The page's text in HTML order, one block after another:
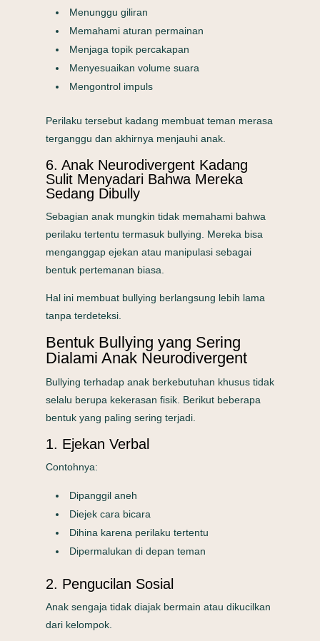
Menunggu giliran
Memahami aturan permainan
Menjaga topik percakapan
Menyesuaikan volume suara
Mengontrol impuls
Perilaku tersebut kadang membuat teman merasa
terganggu dan akhirnya menjauhi anak.
6. Anak Neurodivergent Kadang
Sulit Menyadari Bahwa Mereka
Sedang Dibully
Sebagian anak mungkin tidak memahami bahwa
perilaku tertentu termasuk bullying. Mereka bisa
menganggap ejekan atau manipulasi sebagai
bentuk pertemanan biasa.
Hal ini membuat bullying berlangsung lebih lama
tanpa terdeteksi.
Bentuk Bullying yang Sering
Dialami Anak Neurodivergent
Bullying terhadap anak berkebutuhan khusus tidak
selalu berupa kekerasan fisik. Berikut beberapa
bentuk yang paling sering terjadi.
1. Ejekan Verbal
Contohnya:
Dipanggil aneh
Diejek cara bicara
Dihina karena perilaku tertentu
Dipermalukan di depan teman
2. Pengucilan Sosial
Anak sengaja tidak diajak bermain atau dikucilkan
dari kelompok.